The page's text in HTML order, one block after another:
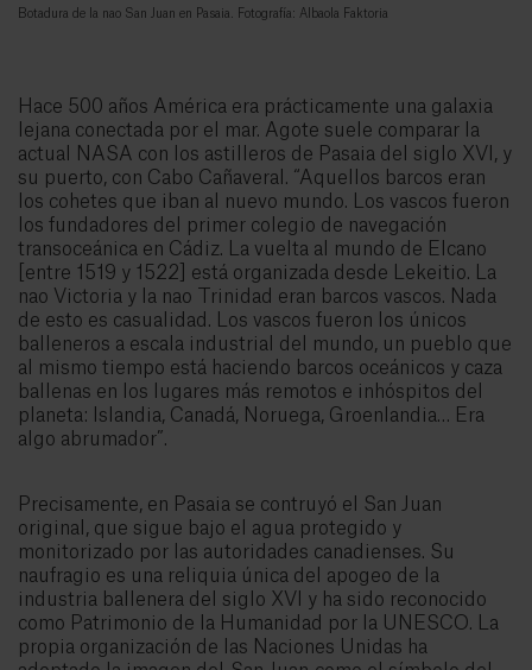
Botadura de la nao San Juan en Pasaia. Fotografía: Albaola Faktoria
Hace 500 años América era prácticamente una galaxia
lejana conectada por el mar. Agote suele comparar la
actual NASA con los astilleros de Pasaia del siglo XVI, y
su puerto, con Cabo Cañaveral. “Aquellos barcos eran
los cohetes que iban al nuevo mundo. Los vascos fueron
los fundadores del primer colegio de navegación
transoceánica en Cádiz. La vuelta al mundo de Elcano
[entre 1519 y 1522] está organizada desde Lekeitio. La
nao Victoria y la nao Trinidad eran barcos vascos. Nada
de esto es casualidad. Los vascos fueron los únicos
balleneros a escala industrial del mundo, un pueblo que
al mismo tiempo está haciendo barcos oceánicos y caza
ballenas en los lugares más remotos e inhóspitos del
planeta: Islandia, Canadá, Noruega, Groenlandia… Era
algo abrumador”.
Precisamente, en Pasaia se contruyó el San Juan
original, que sigue bajo el agua protegido y
monitorizado por las autoridades canadienses. Su
naufragio es una reliquia única del apogeo de la
industria ballenera del siglo XVI y ha sido reconocido
como Patrimonio de la Humanidad por la UNESCO. La
propia organización de las Naciones Unidas ha